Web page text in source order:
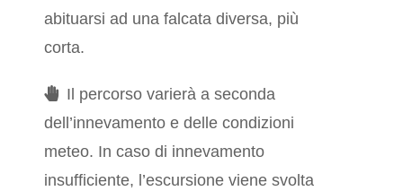
abituarsi ad una falcata diversa, più
corta.
Il percorso varierà a seconda
dell’innevamento e delle condizioni
meteo. In caso di innevamento
insufficiente, l’escursione viene svolta